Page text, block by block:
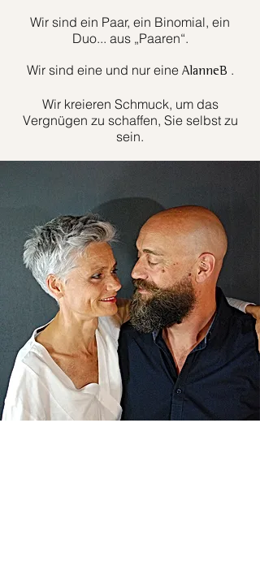
Wir sind ein Paar, ein Binomial, ein
Duo... aus „Paaren“.
Wir sind eine und nur eine AlanneB .
Wir kreieren Schmuck, um das
Vergnügen zu schaffen, Sie selbst zu
sein.